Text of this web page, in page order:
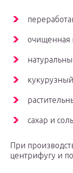
очищенная
сахар и
При
центрифугу и